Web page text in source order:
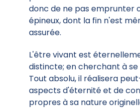
donc de ne pas emprunter
épineux, dont la fin n'est
assurée.
L'être vivant est
distincte; en cherchant à
Tout absolu, il réalisera
aspects d'éternité et de
propres à sa nature